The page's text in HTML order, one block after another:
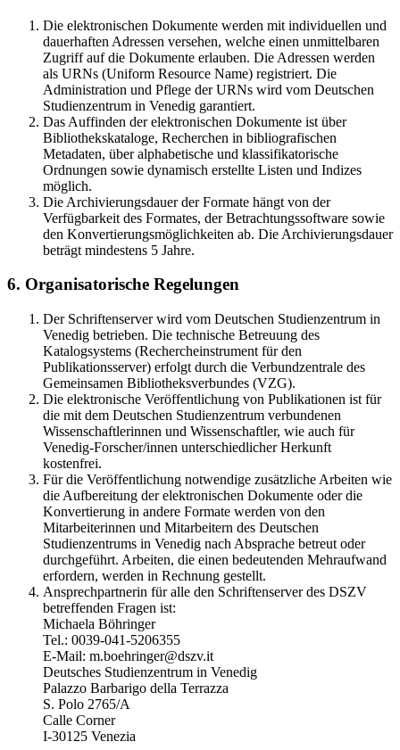
Die elektronischen Dokumente werden mit individuellen und
dauerhaften Adressen versehen, welche einen unmittelbaren
Zugriff auf die Dokumente erlauben. Die Adressen werden
als URNs (Uniform Resource Name) registriert. Die
Administration und Pflege der URNs wird vom Deutschen
Studienzentrum in Venedig garantiert.
Das Auffinden der elektronischen Dokumente ist über
Bibliothekskataloge, Recherchen in bibliografischen
Metadaten, über alphabetische und klassifikatorische
Ordnungen sowie dynamisch erstellte Listen und Indizes
möglich.
Die Archivierungsdauer der Formate hängt von der
Verfügbarkeit des Formates, der Betrachtungssoftware sowie
den Konvertierungsmöglichkeiten ab. Die Archivierungsdauer
beträgt mindestens 5 Jahre.
6. Organisatorische Regelungen
Der Schriftenserver wird vom Deutschen Studienzentrum in
Venedig betrieben. Die technische Betreuung des
Katalogsystems (Rechercheinstrument für den
Publikationsserver) erfolgt durch die Verbundzentrale des
Gemeinsamen Bibliotheksverbundes (VZG).
Die elektronische Veröffentlichung von Publikationen ist für
die mit dem Deutschen Studienzentrum verbundenen
Wissenschaftlerinnen und Wissenschaftler, wie auch für
Venedig-Forscher/innen unterschiedlicher Herkunft
kostenfrei.
Für die Veröffentlichung notwendige zusätzliche Arbeiten wie
die Aufbereitung der elektronischen Dokumente oder die
Konvertierung in andere Formate werden von den
Mitarbeiterinnen und Mitarbeitern des Deutschen
Studienzentrums in Venedig nach Absprache betreut oder
durchgeführt. Arbeiten, die einen bedeutenden Mehraufwand
erfordern, werden in Rechnung gestellt.
Ansprechpartnerin für alle den Schriftenserver des DSZV
betreffenden Fragen ist:
Michaela Böhringer
Tel.: 0039-041-5206355
E-Mail: m.boehringer@dszv.it
Deutsches Studienzentrum in Venedig
Palazzo Barbarigo della Terrazza
S. Polo 2765/A
Calle Corner
I-30125 Venezia